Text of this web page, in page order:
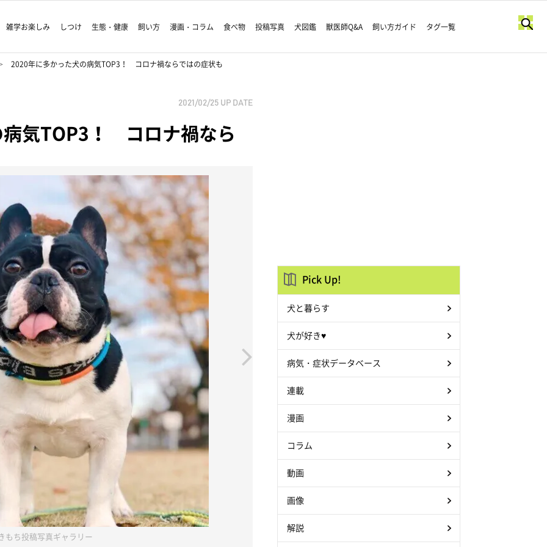
雑学お楽しみ しつけ 生態・健康 飼い方 漫画・コラム 食べ物 投稿写真 犬図鑑 獣医師Q&A 飼い方ガイド タグ一覧
2020年に多かった犬の病気TOP3！ コロナ禍ならではの症状も
2021/02/25 UP DATE
気TOP3！ コロナ禍なら
もち投稿写真ギャラリー
Pick Up!
犬と暮らす
犬が好き♥
病気・症状データベース
連載
漫画
コラム
動画
画像
解説